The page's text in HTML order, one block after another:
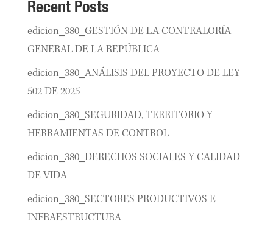
Recent Posts
edicion_380_GESTIÓN DE LA CONTRALORÍA
GENERAL DE LA REPÚBLICA
edicion_380_ANÁLISIS DEL PROYECTO DE LEY
502 DE 2025
edicion_380_SEGURIDAD, TERRITORIO Y
HERRAMIENTAS DE CONTROL
edicion_380_DERECHOS SOCIALES Y CALIDAD
DE VIDA
edicion_380_SECTORES PRODUCTIVOS E
INFRAESTRUCTURA